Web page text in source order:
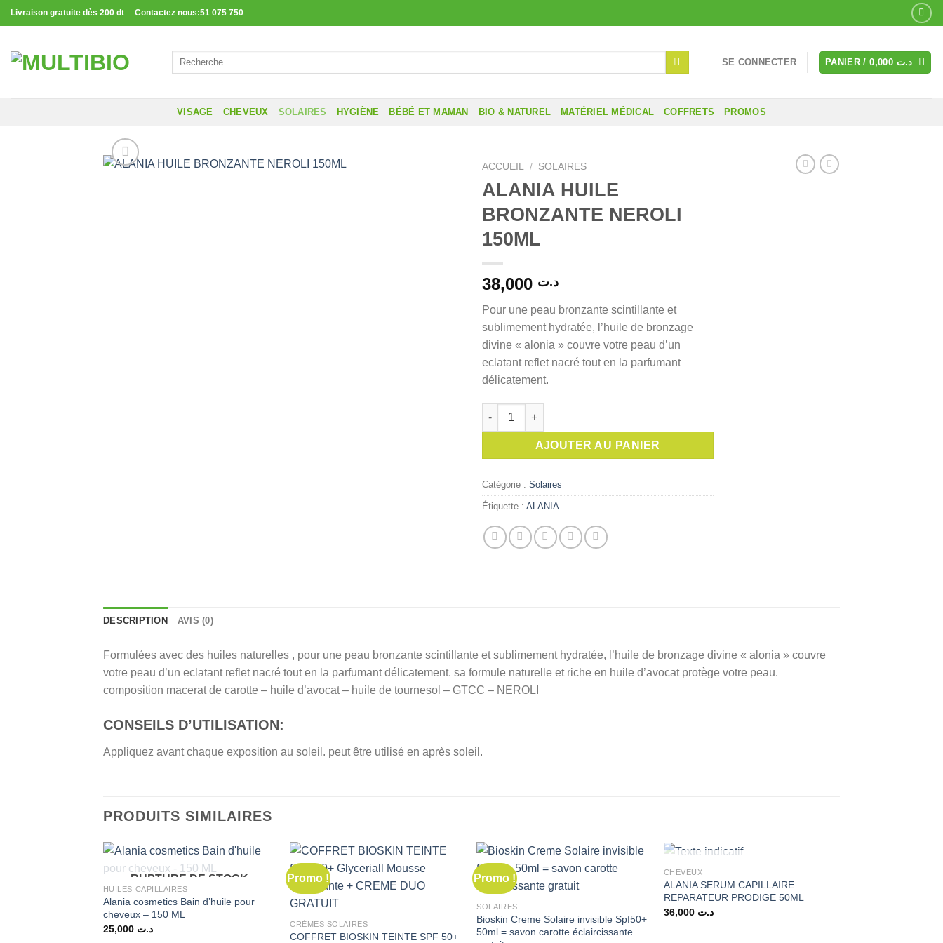
Passer
au
Livraison gratuite dès 200 dt Contactez nous:51 075 750
Recherche
SE CONNECTER PANIER / د.ت
VISAGE CHEVEUX SOLAIRES HYGIÈNE BÉBÉ ET MAMAN BIO & NATUREL MATÉRIEL MÉDICAL COFFRETS PROMOS
ACCUEIL / SOLAIRES
ALANIA HUILE
BRONZANTE NEROLI
150ML
د.ت
Pour une peau bronzante scintillante et
sublimement hydratée, l’huile de bronzage
divine « alonia » couvre votre peau d’un
eclatant reflet nacré tout en la parfumant
délicatement.
quantité de ALANIA HUILE BRONZANTE NEROLI 150ML
AJOUTER AU PANIER
Catégorie : Solaires
Étiquette : ALANIA
DESCRIPTION AVIS (0)
Formulées avec des huiles naturelles , pour une peau bronzante scintillante et sublimement hydratée, l’huile de bronzage divine « alonia » couvre
votre peau d’un eclatant reflet nacré tout en la parfumant délicatement. sa formule naturelle et riche en huile d’avocat protège votre peau.
composition macerat de carotte – huile d’avocat – huile de tournesol – GTCC – NEROLI
CONSEILS D’UTILISATION:
Appliquez avant chaque exposition au soleil. peut être utilisé en après soleil.
PRODUITS SIMILAIRES
RUPTURE DE STOCK
HUILES CAPILLAIRES
Alania cosmetics Bain d’huile pour
cheveux – 150 ML
د.ت 25,000
Promo !
CRÈMES SOLAIRES
COFFRET BIOSKIN TEINTE SPF 50+
Promo !
SOLAIRES
Bioskin Creme Solaire invisible Spf50+
50ml = savon carotte éclaircissante
RUPTURE DE STOCK
CHEVEUX
ALANIA SERUM CAPILLAIRE
REPARATEUR PRODIGE 50ML
د.ت 36,000